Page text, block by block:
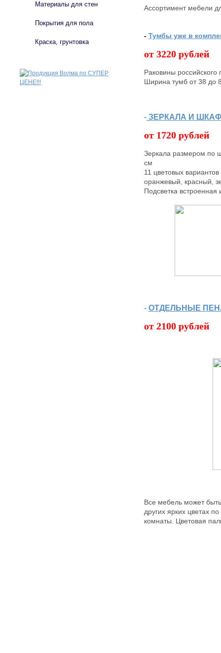
Ассортимент мебели
- Тумбы уже в
от 3220 рублей
Раковины российского
Ширина тумб от 38 до
- ЗЕРКАЛА И
от 1720 рублей
Зеркала размером по
см
11 цветовых
оранжевый, красный,
Подсветка встроенная
- ОТДЕЛЬНЫЕ
от 2100 рублей
Все мебель может
других ярких цветах
комнаты. Цветовая
Материалы для стен
Покрытия для пола
Краска, грунтовка